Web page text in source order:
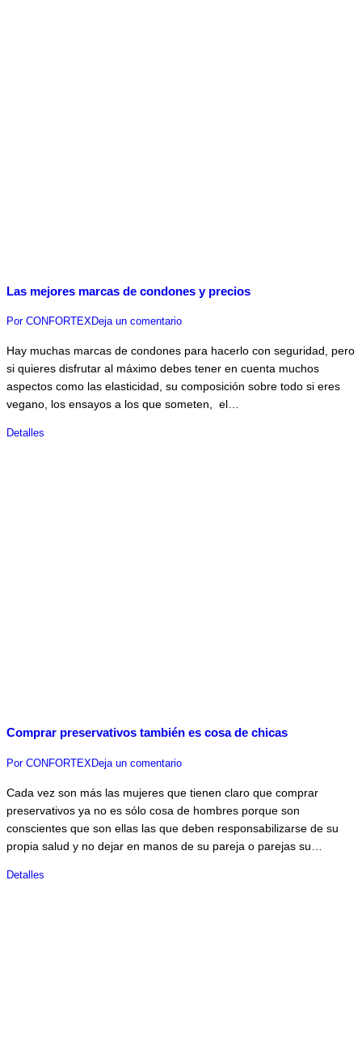
Las mejores marcas de condones y precios
Por CONFORTEXDeja un comentario
Hay muchas marcas de condones para hacerlo con seguridad, pero
si quieres disfrutar al máximo debes tener en cuenta muchos
aspectos como las elasticidad, su composición sobre todo si eres
vegano, los ensayos a los que someten, el…
Detalles
Comprar preservativos también es cosa de chicas
Por CONFORTEXDeja un comentario
Cada vez son más las mujeres que tienen claro que comprar
preservativos ya no es sólo cosa de hombres porque son
conscientes que son ellas las que deben responsabilizarse de su
propia salud y no dejar en manos de su pareja o parejas su…
Detalles